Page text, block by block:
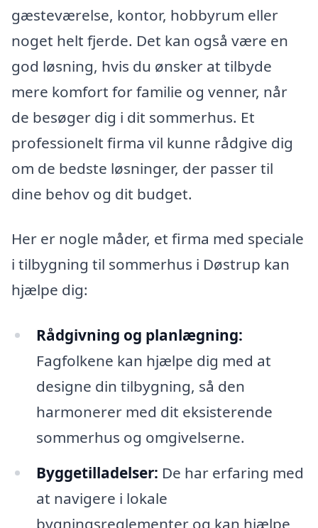
gæsteværelse, kontor, hobbyrum eller
noget helt fjerde. Det kan også være en
god løsning, hvis du ønsker at tilbyde
mere komfort for familie og venner, når
de besøger dig i dit sommerhus. Et
professionelt firma vil kunne rådgive dig
om de bedste løsninger, der passer til
dine behov og dit budget.
Her er nogle måder, et firma med speciale
i tilbygning til sommerhus i Døstrup kan
hjælpe dig:
Rådgivning og planlægning:
Fagfolkene kan hjælpe dig med at
designe din tilbygning, så den
harmonerer med dit eksisterende
sommerhus og omgivelserne.
Byggetilladelser: De har erfaring med
at navigere i lokale
bygningsreglementer og kan hjælpe